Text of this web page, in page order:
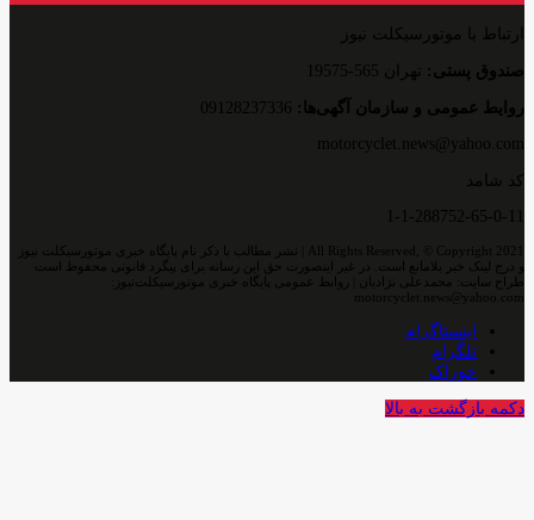
ارتباط با موتورسیکلت نیوز
صندوق پستی: تهران 565-19575
روایط عمومی و سازمان آگهی‌ها:
motorcyclet.news@yahoo.com
کد شامد
1-1-288752-65-0-11
All Rights Reserved, © Copyright 2021 | نشر مطالب با ذکر نام پایگاه خبری موتورسیکلت نیوز
و درج لینک خبر بلامانع است. در غیر اینصورت حق این رسانه برای پیگرد قانونی محفوظ است
طراح سایت: محمدعلی نژادیان | روابط عمومی پایگاه خبری موتورسیکلت‌نیوز:
motorcyclet.news@yahoo.com
اینستاگرام
تلگرام
خوراک
دکمه بازگشت به بالا